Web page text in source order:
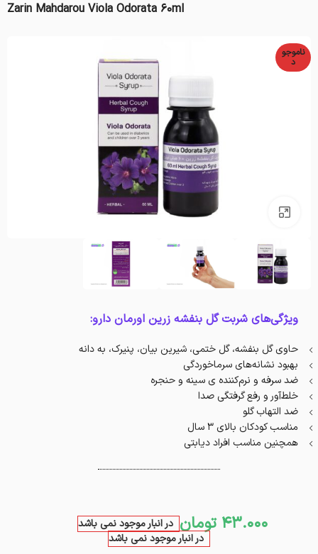
Zarin Mahdarou Viola Odorata 60ml
ناموجو
د
بزرگنمایی تصویر
ویژگی‌های شربت گل بنفشه زرین اورمان دارو:
حاوی گل بنفشه، گل ختمی، شیرین بیان، پنیرک، به دانه
بهبود نشانه‌های سرماخوردگی
ضد سرفه و نرم‌کننده ی سینه و حنجره
خلط‌آور و رفع گرفتگی صدا
ضد التهاب گلو
مناسب کودکان بالای ۳ سال
همچنین مناسب افراد دیابتی‌‌
43.000 تومان در انبار موجود نمی باشد
در انبار موجود نمی باشد